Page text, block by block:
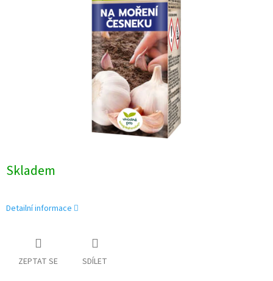
Skladem
Detailní informace
ZEPTAT SE SDÍLET